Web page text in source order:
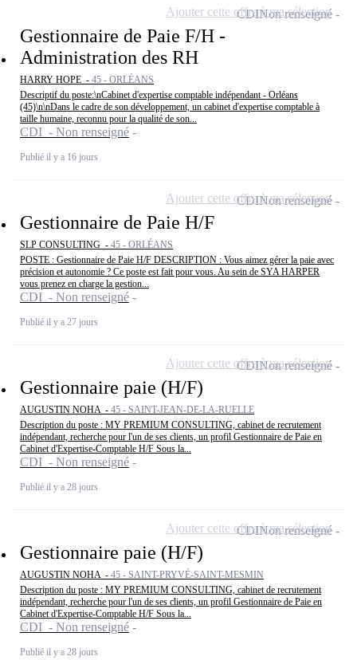
Gestionnaire de Paie F/H -
Administration des RH
HARRY HOPE - 45 - ORLÉANS
Descriptif du poste:\nCabinet d'expertise comptable indépendant - Orléans
(45)\n\nDans le cadre de son développement, un cabinet d'expertise comptable à
taille humaine, reconnu pour la qualité de son...
CDI - Non renseigné
Publié il y a 16 jours
CDINon renseigné
Ajouter cette offre à ma sélection
Gestionnaire de Paie H/F
SLP CONSULTING - 45 - ORLÉANS
POSTE : Gestionnaire de Paie H/F DESCRIPTION : Vous aimez gérer la paie avec
précision et autonomie ? Ce poste est fait pour vous. Au sein de SYA HARPER
vous prenez en charge la gestion...
CDI - Non renseigné
Publié il y a 27 jours
CDINon renseigné
Ajouter cette offre à ma sélection
Gestionnaire paie (H/F)
AUGUSTIN NOHA - 45 - SAINT-JEAN-DE-LA-RUELLE
Description du poste : MY PREMIUM CONSULTING, cabinet de recrutement
indépendant, recherche pour l'un de ses clients, un profil Gestionnaire de Paie en
Cabinet d'Expertise-Comptable H/F Sous la...
CDI - Non renseigné
Publié il y a 28 jours
CDINon renseigné
Ajouter cette offre à ma sélection
Gestionnaire paie (H/F)
AUGUSTIN NOHA - 45 - SAINT-PRYVÉ-SAINT-MESMIN
Description du poste : MY PREMIUM CONSULTING, cabinet de recrutement
indépendant, recherche pour l'un de ses clients, un profil Gestionnaire de Paie en
Cabinet d'Expertise-Comptable H/F Sous la...
CDI - Non renseigné
Publié il y a 28 jours
CDINon renseigné
Ajouter cette offre à ma sélection